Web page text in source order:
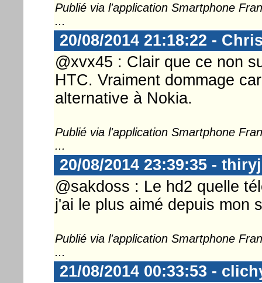
Publié via l'application Smartphone
...
20/08/2014 21:18:22 -
@xvx45 : Clair que ce non
HTC. Vraiment dommage
alternative à Nokia.
Publié via l'application Smartphone
...
20/08/2014 23:39:35 -
@sakdoss : Le hd2 quelle
j'ai le plus aimé depuis mon
Publié via l'application Smartphone
...
21/08/2014 00:33:53 -